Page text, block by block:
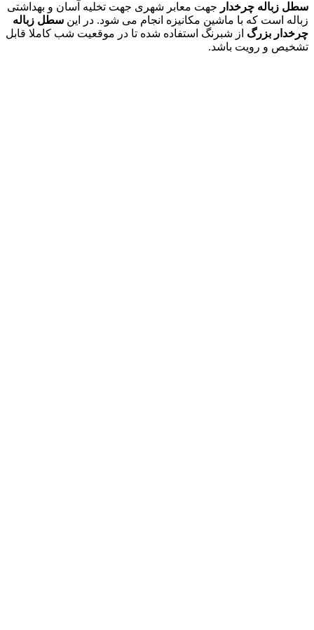
سطل زباله چرخدار جهت معابر شهری جهت تخلیه آسان و بهداشتی
زباله است که با ماشین مکانیزه انجام می شود. در این سطل زباله
چرخدار بزرگ از شبرنگ استفاده شده تا در موقعیت شب کاملا قابل
تشخیص و رویت باشد.